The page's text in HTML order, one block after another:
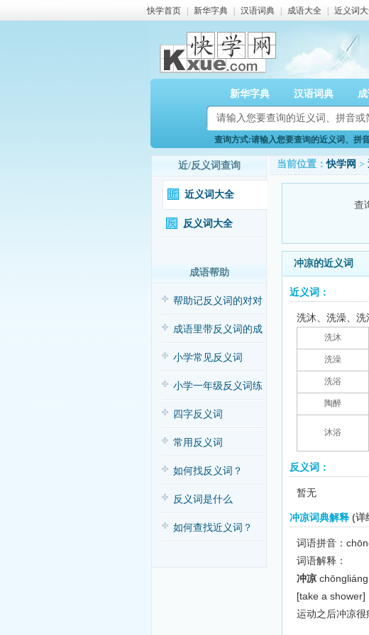
快学首页 新华字典 汉语词典 成语大全 近义词
新华字典 汉语词典
查询方式:请输入您要查询的近义词、拼
近/反义词查询
近义词大全
反义词大全
成语帮助
帮助记反义词的对对
子歌
成语里带反义词的成
语
小学常见反义词
小学一年级反义词练
习
四字反义词
常用反义词
如何找反义词？
反义词是什么
如何查找近义词？
当前位置：快学网 >
查
冲凉的近义词
近义词：
洗沐、洗澡、
洗沐
洗澡
洗浴
陶醉
沐浴
反义词：
暂无
冲凉词典解释 (详
词语拼音：
词语解释：
冲凉 chōngliáng
[take a shower]
运动之后冲凉很